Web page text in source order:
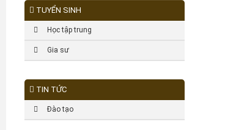
TUYỂN SINH
Học tập trung
Gia sư
TIN TỨC
Đào tạo